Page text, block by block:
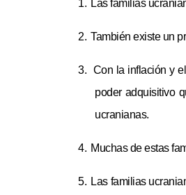
1. Las familias
2. También existe un
3. Con la inflación y
poder adquisitivo
ucranianas.
4. Muchas de estas
5. Las familias